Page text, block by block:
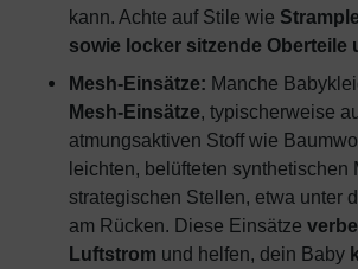
kann. Achte auf Stile wie
sowie locker sitzende Oberteile
Mesh-Einsätze: Manche
Mesh-Einsätze, typischerweise
atmungsaktiven Stoff wie
leichten, belüfteten synthetischen
strategischen Stellen, etwa unter
am Rücken. Diese Einsätze
Luftstrom und helfen, dein Baby